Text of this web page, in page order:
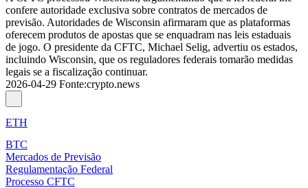
confere autoridade exclusiva sobre contratos de mercados de
previsão. Autoridades de Wisconsin afirmaram que as plataformas
oferecem produtos de apostas que se enquadram nas leis estaduais
de jogo. O presidente da CFTC, Michael Selig, advertiu os estados,
incluindo Wisconsin, que os reguladores federais tomarão medidas
legais se a fiscalização continuar.
2026-04-29 Fonte:crypto.news
ETH
BTC
Mercados de Previsão
Regulamentação Federal
Processo CFTC